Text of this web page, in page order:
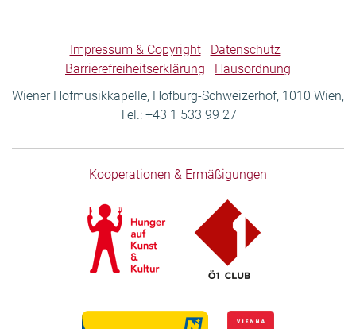
Impressum & Copyright
Datenschutz
Barrierefreiheitserklärung
Hausordnung
Wiener Hofmusikkapelle, Hofburg-Schweizerhof, 1010 Wien,
Tel.: +43 1 533 99 27
Kooperationen & Ermäßigungen